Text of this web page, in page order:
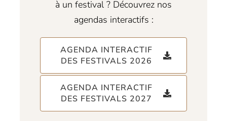
à un festival ? Découvrez nos
agendas interactifs :
AGENDA INTERACTIF
DES FESTIVALS 2026
AGENDA INTERACTIF
DES FESTIVALS 2027